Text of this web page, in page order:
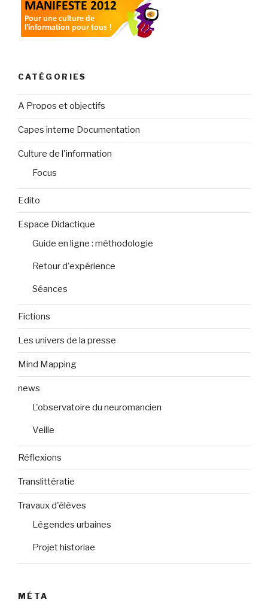
CATÉGORIES
A Propos et objectifs
Capes interne Documentation
Culture de l'information
Focus
Edito
Espace Didactique
Guide en ligne : méthodologie
Retour d'expérience
Séances
Fictions
Les univers de la presse
Mind Mapping
news
L'observatoire du neuromancien
Veille
Réflexions
Translittératie
Travaux d'élèves
Légendes urbaines
Projet historiae
MÉTA